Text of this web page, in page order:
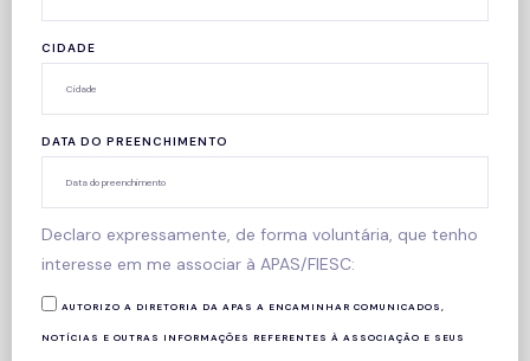
CIDADE
DATA DO PREENCHIMENTO
Declaro expressamente, de forma voluntária, que tenho
interesse em me associar à APAS/FIESC:
AUTORIZO A DIRETORIA DA APAS A ENCAMINHAR COMUNICADOS,
NOTÍCIAS E OUTRAS INFORMAÇÕES REFERENTES À ASSOCIAÇÃO E SEUS